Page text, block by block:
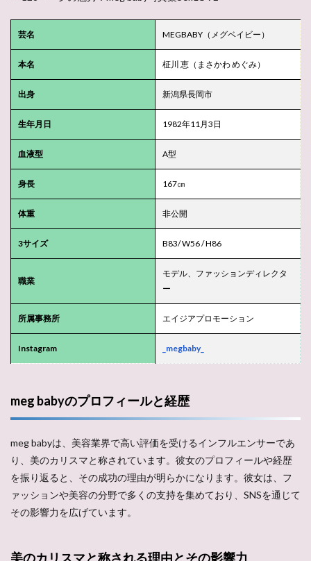
芸名 MEGBABY（メグベイビー）
本名 柾川 恵（まさかわ めぐみ）
出身 新潟県長岡市
生年月日 1982年11月3日
血液型 A型
身長 167㎝
体重 非公開
3サイズ B83/ W56 / H86
職業
モデル、ファッションディレクタ
ー
所属事務所 エイジアプロモーション
Instagram _megbaby_
meg babyのプロフィールと経歴
meg babyは、美容業界で高い評価を受けるインフルエンサーであ
り、美のカリスマと称されています。彼女のプロフィールや経歴
を振り返ると、その成功の理由が明らかになります。彼女は、フ
ァッションや美容の分野で多くの支持を集めており、SNSを通じて
その影響力を広げています。
美のカリスマと称される理由とその影響力